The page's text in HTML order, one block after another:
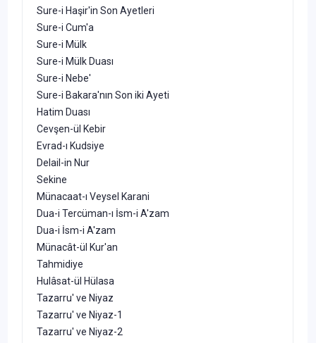
Sure-i Haşir'in Son Ayetleri
Sure-i Cum'a
Sure-i Mülk
Sure-i Mülk Duası
Sure-i Nebe'
Sure-i Bakara'nın Son iki Ayeti
Hatim Duası
Cevşen-ül Kebir
Evrad-ı Kudsiye
Delail-in Nur
Sekine
Münacaat-ı Veysel Karani
Dua-i Tercüman-ı İsm-i A'zam
Dua-i İsm-i A'zam
Münacât-ül Kur'an
Tahmidiye
Hulâsat-ül Hülasa
Tazarru' ve Niyaz
Tazarru' ve Niyaz-1
Tazarru' ve Niyaz-2